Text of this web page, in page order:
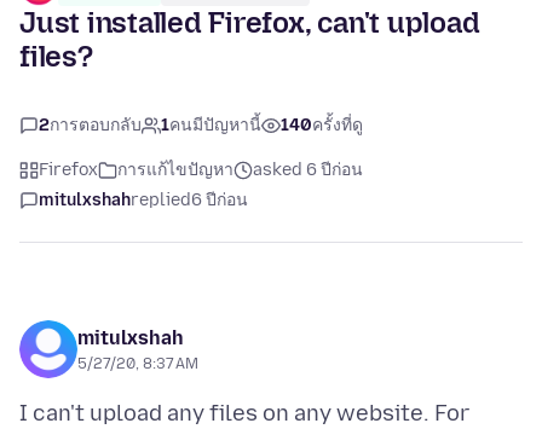
Just installed Firefox, can't upload
files?
2การตอบกลับ 1คนมีปัญหานี้ 140ครั้งที่ดู
Firefox การแก้ไขปัญหา
asked 6 ปีก่อน
mitulxshahreplied6 ปีก่อน
mitulxshah
5/27/20, 8:37 AM
I can't upload any files on any website. For